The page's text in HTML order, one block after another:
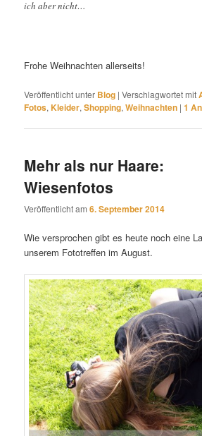
ich aber nicht…
Frohe Weihnachten allerseits!
Veröffentlicht unter Blog |Verschlagwortet mit
Fotos,Kleider,Shopping,Weihnachten |1
Mehr als nur Haare:
Wiesenfotos
Veröffentlicht am6. September 2014
Wie versprochen gibt es heute noch eine
unserem Fototreffen im August.